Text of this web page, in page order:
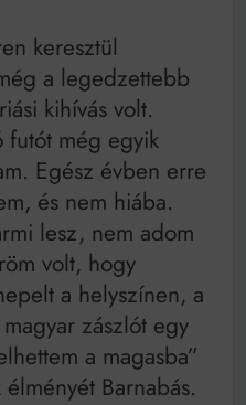
keresztül
a legedzettebb
kihívás volt.
futót még egyik
Egész évben erre
és nem hiába.
lesz, nem adom
volt, hogy
a helyszínen, a
zászlót egy
a magasba”
Barnabás.